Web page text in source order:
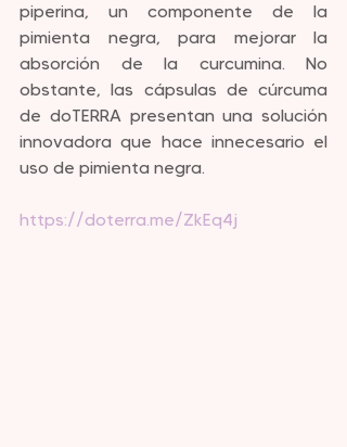
piperina, un componente de la
pimienta negra, para mejorar la
absorción de la curcumina. No
obstante, las cápsulas de cúrcuma
de doTERRA presentan una solución
innovadora que hace innecesario el
uso de pimienta negra.
https://doterra.me/ZkEq4j